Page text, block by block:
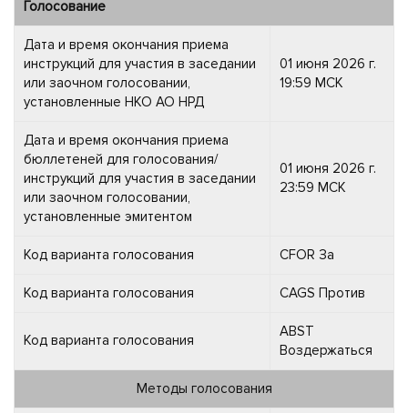
Голосование
Дата и время окончания приема
инструкций для участия в заседании
или заочном голосовании,
установленные НКО АО НРД
01 июня 2026 г.
19:59 МСК
Дата и время окончания приема
бюллетеней для голосования/
инструкций для участия в заседании
или заочном голосовании,
установленные эмитентом
01 июня 2026 г.
23:59 МСК
Код варианта голосования CFOR За
Код варианта голосования CAGS Против
Код варианта голосования
ABST
Воздержаться
Методы голосования